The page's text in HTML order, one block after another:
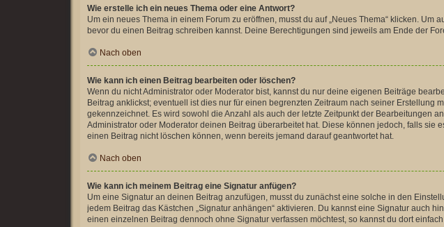
Wie erstelle ich ein neues Thema oder eine Antwort?
Um ein neues Thema in einem Forum zu eröffnen, musst du auf „Neues Thema“ klicken.
bevor du einen Beitrag schreiben kannst. Deine Berechtigungen sind jeweils am Ende der
Nach oben
Wie kann ich einen Beitrag bearbeiten oder löschen?
Wenn du nicht Administrator oder Moderator bist, kannst du nur deine eigenen Beiträge
Beitrag anklickst; eventuell ist dies nur für einen begrenzten Zeitraum nach seiner
gekennzeichnet. Es wird sowohl die Anzahl als auch der letzte Zeitpunkt der Bearbeitungen
Administrator oder Moderator deinen Beitrag überarbeitet hat. Diese können jedoch, falls
einen Beitrag nicht löschen können, wenn bereits jemand darauf geantwortet hat.
Nach oben
Wie kann ich meinem Beitrag eine Signatur anfügen?
Um eine Signatur an deinen Beitrag anzufügen, musst du zunächst eine solche in den
jedem Beitrag das Kästchen „Signatur anhängen“ aktivieren. Du kannst eine Signatur auch
einen einzelnen Beitrag dennoch ohne Signatur verfassen möchtest, so kannst du dort